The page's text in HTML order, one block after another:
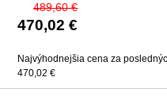
489,60 €
470,02 €
Najvýhodnejšia cena za
470,02 €